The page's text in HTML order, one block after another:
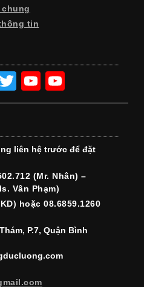
tin
Li
T
wi
er
Y
o
T
u
b
e
o
T
u
b
e
h
liên hệ trước để đặt
(Mr. Nhân) –
Vân Phạm)
hoặc 08.6859.1260
P.7, Quận Bình